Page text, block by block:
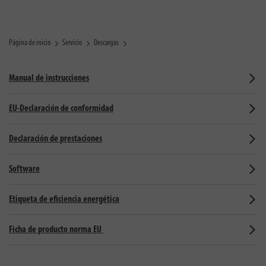
Página de inicio Servicio Descargas
Manual de instrucciones
EU-Declaración de conformidad
Declaración de prestaciones
Software
Etiqueta de eficiencia energética
Ficha de producto norma EU